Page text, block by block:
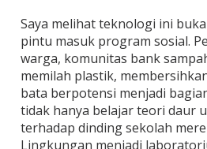
Saya melihat teknologi ini
pintu masuk program sosial.
warga, komunitas bank
memilah plastik,
bata berpotensi menjadi
tidak hanya belajar teori daur
terhadap dinding sekolah
Lingkungan menjadi